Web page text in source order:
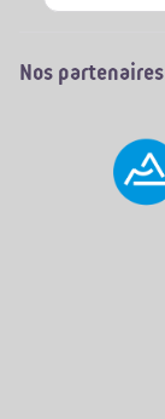
Nos partenaires